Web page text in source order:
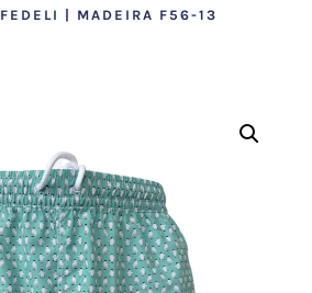
FEDELI | MADEIRA F56-13